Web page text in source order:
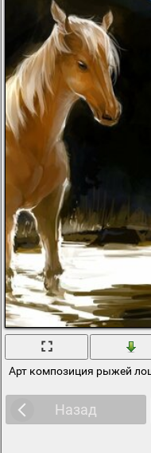
Арт композиция рыжей
Назад